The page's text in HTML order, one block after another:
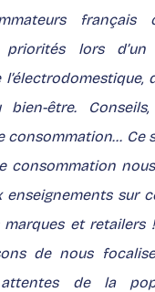
français
lors
être.
consommation… Ce
consommation
enseignements sur
et retailers
de nous
de la